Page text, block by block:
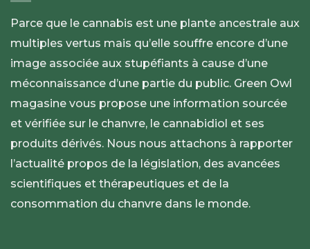
Parce que le cannabis est une plante ancestrale aux
multiples vertus mais qu’elle souffre encore d’une
image associée aux stupéfiants à cause d’une
méconnaissance d’une partie du public. Green Owl
magasine vous propose une information sourcée
et vérifiée sur le chanvre, le cannabidiol et ses
produits dérivés. Nous nous attachons à rapporter
l’actualité propos de la législation, des avancées
scientifiques et thérapeutiques et de la
consommation du chanvre dans le monde.